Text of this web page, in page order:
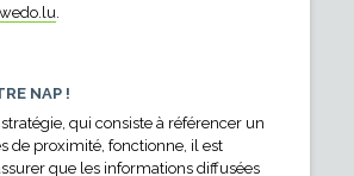
wedo.lu
NAP !
qui consiste à référencer un
de proximité, fonctionne, il est
que les informations diffusées